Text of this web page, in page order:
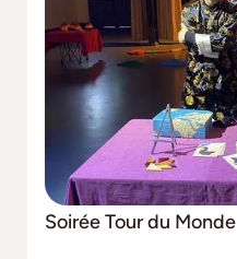
Soirée Tour du Monde